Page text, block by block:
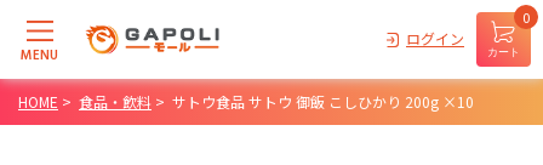
MENU
ログイン
カート
0
HOME > 食品・飲料 > サトウ食品 サトウ 御飯 こしひかり 200g ×10